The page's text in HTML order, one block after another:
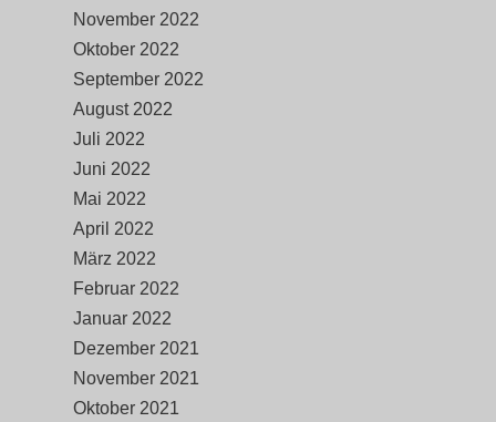
November 2022
Oktober 2022
September 2022
August 2022
Juli 2022
Juni 2022
Mai 2022
April 2022
März 2022
Februar 2022
Januar 2022
Dezember 2021
November 2021
Oktober 2021